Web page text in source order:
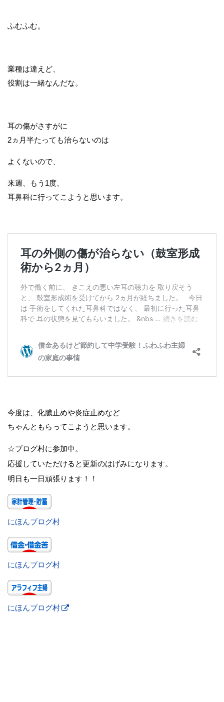
ふむふむ。
業種は違えど、
役割は一緒なんだな。
耳の傷がさすがに
2ヵ月半たっても治らないのは
よくないので、
来週、もう1度、
耳鼻科に行ってこようと思います。
今度は、化膿止めや炎症止めなど
ちゃんともらってこようと思います。
☆ブログ村に参加中。
応援していただけると更新のはげみになります。
明日も一日頑張ります！！
にほんブログ村
にほんブログ村
にほんブログ村